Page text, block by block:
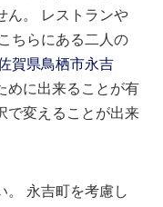
ん。 レストランや
ちらにある二人の
賀県鳥栖市永吉
めに出来ることが有
で変えることが出来
。 永吉町を考慮し